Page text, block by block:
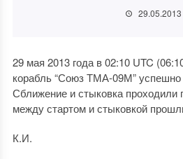
29.05.2013
29 мая 2013 года в 02:10 UTC
корабль “Союз ТМА-09М”
Сближение и стыковка проходили
между стартом и стыковкой
К.И.